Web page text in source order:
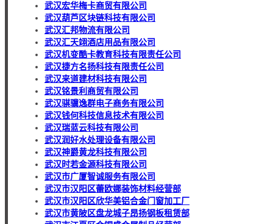
武汉宏华梅卡商贸有限公司
武汉葫芦区块链科技有限公司
武汉汇邦物流有限公司
武汉汇天翊酒店用品有限公司
武汉机变酷卡教育科技有限责任公司
武汉捷方名扬科技有限责任公司
武汉来道建材科技有限公司
武汉铭景利商贸有限公司
武汉骐骥逸群电子商务有限公司
武汉钱何科技信息技术有限公司
武汉瑞蓝云科技有限公司
武汉润好水处理设备有限公司
武汉神爵黄龙科技有限公司
武汉时若金源科技有限公司
武汉市广厦智诚服务有限公司
武汉市汉阳区蕾欧娜装饰材料经营部
武汉市汉阳区欣华美铝合金门窗加工厂
武汉市黄陂区盘龙城子昂扬钢板租赁部